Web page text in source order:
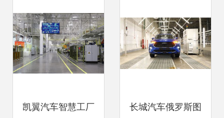
凯翼汽车智慧工厂 长城汽车俄罗斯图